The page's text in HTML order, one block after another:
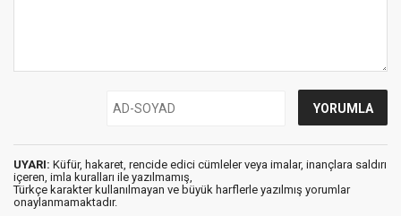
UYARI: Küfür, hakaret, rencide edici cümleler veya imalar, inançlara saldırı
içeren, imla kuralları ile yazılmamış,
Türkçe karakter kullanılmayan ve büyük harflerle yazılmış yorumlar
onaylanmamaktadır.